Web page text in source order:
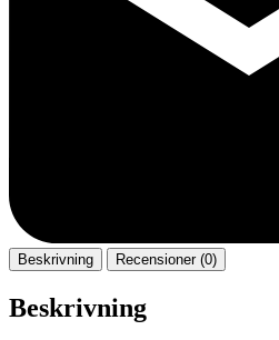
Beskrivning Recensioner (0)
Beskrivning